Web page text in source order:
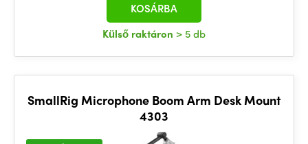
Külső raktáron > 5 db
KOSÁRBA
SmallRig Microphone Boom Arm Desk Mount
4303